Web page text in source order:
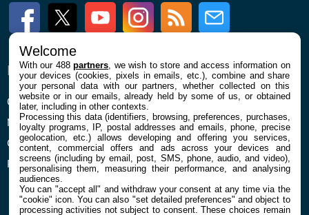
FacebookTwitter Youtube InstagramRSS Newsletter
ENTREPRISE
Qui sommes nous
Mentions légales et CGU
Confidentialité et Cookies
Préférences cookies
À PROPOS
La rédaction
Contact
Welcome
With our 488partners , we wish to store and access information on
your devices (cookies, pixels in emails, etc.), combine and share
your personal data with our partners, whether collected on this
website or in our emails, already held by some of us, or obtained
later, including in other contexts.
Processing this data (identifiers, browsing, preferences, purchases,
loyalty programs, IP, postal addresses and emails, phone, precise
geolocation, etc.) allows developing and offering you services,
content, commercial offers and ads across your devices and
screens (including by email, post, SMS, phone, audio, and video),
personalising them, measuring their performance, and analysing
audiences.
You can "accept all" and withdraw your consent at any time via the
"cookie" icon. You can also "set detailed preferences" and object to
processing activities not subject to consent. These choices remain